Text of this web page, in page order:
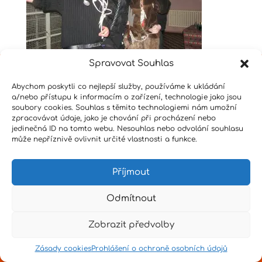
Spravovat Souhlas
Abychom poskytli co nejlepší služby, používáme k ukládání
a/nebo přístupu k informacím o zařízení, technologie jako jsou
soubory cookies. Souhlas s těmito technologiemi nám umožní
zpracovávat údaje, jako je chování při procházení nebo
jedinečná ID na tomto webu. Nesouhlas nebo odvolání souhlasu
může nepříznivě ovlivnit určité vlastnosti a funkce.
Příjmout
Odmítnout
Zobrazit předvolby
Zásady cookiesProhlášení o ochraně osobních údajů
Design bySenpai|Hvězdné psaní|Pro učitele